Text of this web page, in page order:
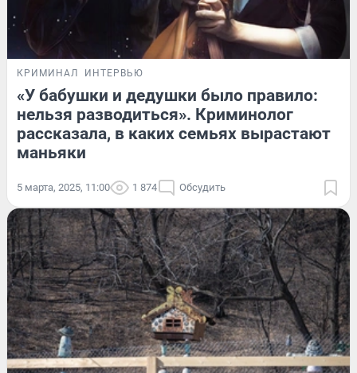
КРИМИНАЛ ИНТЕРВЬЮ
«У бабушки и дедушки было правило:
нельзя разводиться». Криминолог
рассказала, в каких семьях вырастают
маньяки
5 марта, 2025, 11:00 1 874 Обсудить